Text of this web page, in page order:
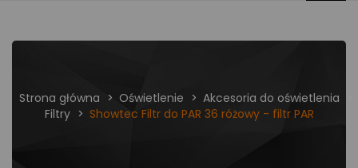
Strona główna Oświetlenie
Akcesoria do oświetlenia
Filtry
Showtec Filtr do PAR 36 różowy - filtr PAR